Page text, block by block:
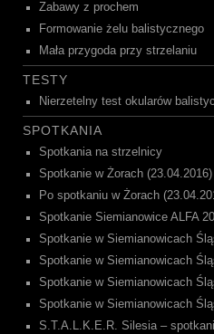
Zabawy z prochem
Formowanie żelu balistycznego
Mała przygoda przy strzelaniu
TESTY
Nierzetelny test okularów
SPOTKANIA
Spotkania na strzelnicy
Spotkanie w Żorach (23.04.2016)
Po spotkaniu w Żorach
Spotkanie Siemianowice ALFA
Spotkanie w Siemianowicach
Spotkanie w Siemianowicach
Spotkanie w Siemianowicach
Spotkanie w Siemianowicach
S.T.A.L.K.E.R. Silesia –